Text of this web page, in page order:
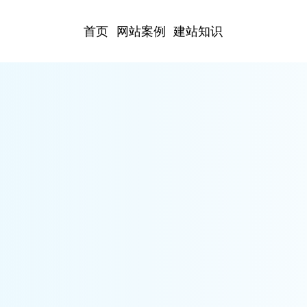
首页 网站案例 建站知识